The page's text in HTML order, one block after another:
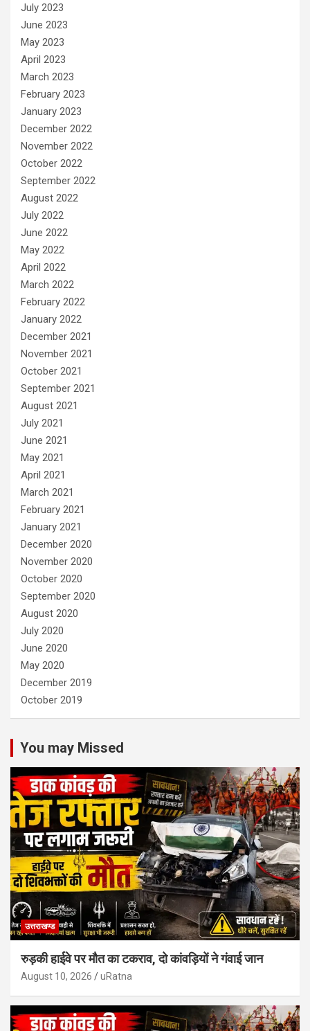
July 2023
June 2023
May 2023
April 2023
March 2023
February 2023
January 2023
December 2022
November 2022
October 2022
September 2022
August 2022
July 2022
June 2022
May 2022
April 2022
March 2022
February 2022
January 2022
December 2021
November 2021
October 2021
September 2021
August 2021
July 2021
June 2021
May 2021
April 2021
March 2021
February 2021
January 2021
December 2020
November 2020
October 2020
September 2020
August 2020
July 2020
June 2020
May 2020
December 2019
October 2019
You may Missed
उत्तराखण्ड
रुड़की हाईवे पर मौत का टकराव, दो कांवड़ियों ने गंवाई जान
August 10, 2026 uRatna